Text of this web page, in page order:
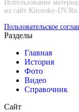
Использование
на сайт Kirovsky-DV.Ru.
Пользовательское
Разделы
Главная
История
Фото
Видео
Справочник
Сайт